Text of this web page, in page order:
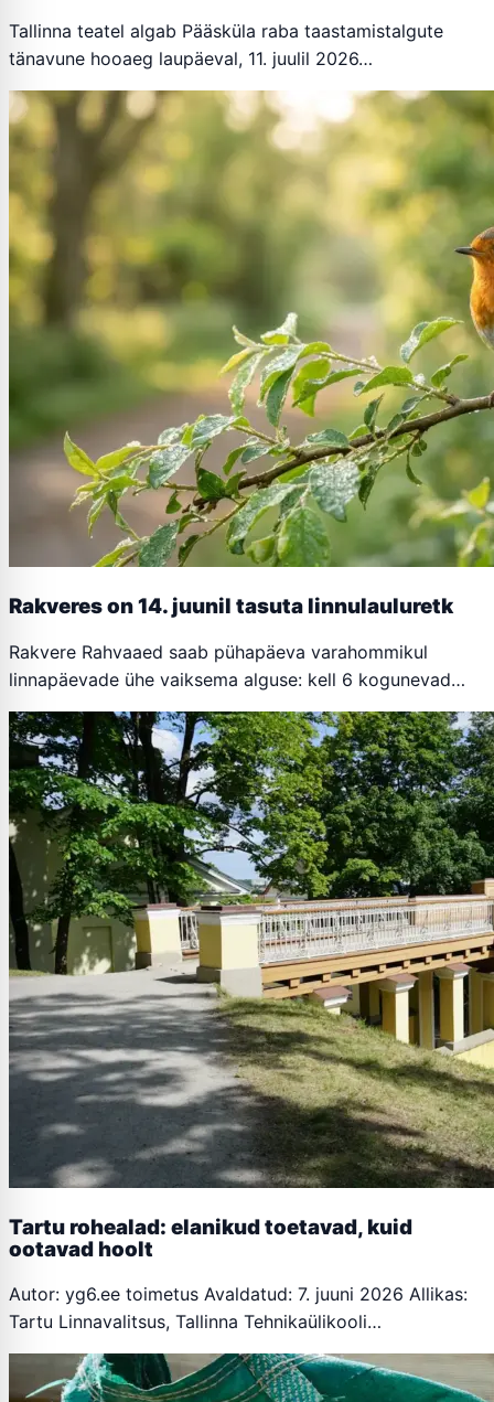
Tallinna teatel algab Pääsküla raba taastamistalgute
tänavune hooaeg laupäeval, 11. juulil 2026…
Rakveres on 14. juunil tasuta linnulauluretk
Rakvere Rahvaaed saab pühapäeva varahommikul
linnapäevade ühe vaiksema alguse: kell 6 kogunevad…
Tartu rohealad: elanikud toetavad, kuid
ootavad hoolt
Autor: yg6.ee toimetus Avaldatud: 7. juuni 2026 Allikas:
Tartu Linnavalitsus, Tallinna Tehnikaülikooli…